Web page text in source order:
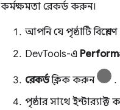
কর্মক্ষমতা রেকর্ড করুন।
আপনি যে পৃষ্ঠাটি
DevTools-এ
রেকর্ডক্লিক করুন
.
পৃষ্ঠার সাথে